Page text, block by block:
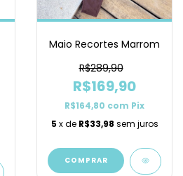
Maio Recortes Marrom
R$289,90
R$169,90
R$164,80 com Pix
5 x de R$33,98 sem juros
COMPRAR